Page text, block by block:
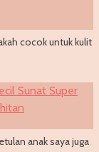
cocok untuk kulit
Sunat Super
anak saya juga